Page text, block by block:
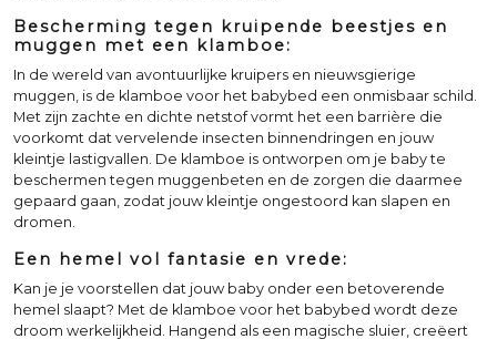
Bescherming tegen kruipende beestjes en
muggen met een klamboe:
In de wereld van avontuurlijke kruipers en nieuwsgierige
muggen, is de klamboe voor het babybed een onmisbaar schild.
Met zijn zachte en dichte netstof vormt het een barrière die
voorkomt dat vervelende insecten binnendringen en jouw
kleintje lastigvallen. De klamboe is ontworpen om je baby te
beschermen tegen muggenbeten en de zorgen die daarmee
gepaard gaan, zodat jouw kleintje ongestoord kan slapen en
dromen.
Een hemel vol fantasie en vrede:
Kan je je voorstellen dat jouw baby onder een betoverende
hemel slaapt? Met de klamboe voor het babybed wordt deze
droom werkelijkheid. Hangend als een magische sluier, creëert